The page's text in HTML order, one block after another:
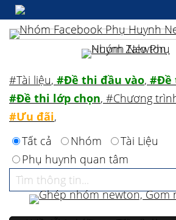
#Tài liệu, #Đề thi đầu vào, #Đề
#Đề thi lớp chọn, #Chương
#Ưu đãi,
Tất cả
Nhóm
Tài Liệu
Phụ huynh quan tâm